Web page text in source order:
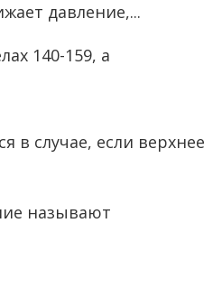
давление,...
140-159, а
в случае, если верхнее
называют